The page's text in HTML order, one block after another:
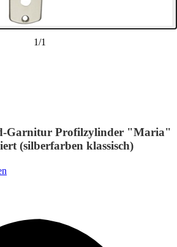
1/1
Garnitur Profilzylinder "Maria"
(silberfarben klassisch)